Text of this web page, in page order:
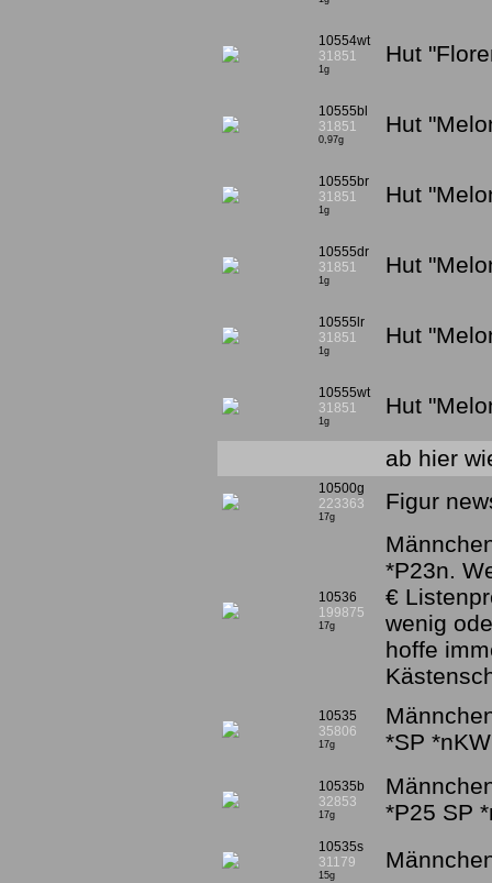
10554wt
31851
1g
Hut
10555bl
31851
0,97g
Hut
10555br
31851
1g
Hut
10555dr
31851
1g
Hut
10555lr
31851
1g
Hut
10555wt
31851
1g
Hut
ab hier
10500g
223363
17g
Figur
10536
199875
17g
*P23n.
€
wenig
hoffe
10535
35806
17g
*SP
10535b
32853
17g
*P25 SP
10535s
31179
15g